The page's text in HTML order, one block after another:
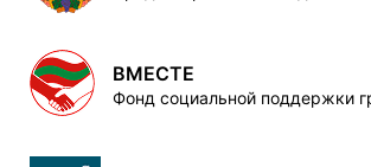
ВМЕСТЕ
Фонд социальной поддержки